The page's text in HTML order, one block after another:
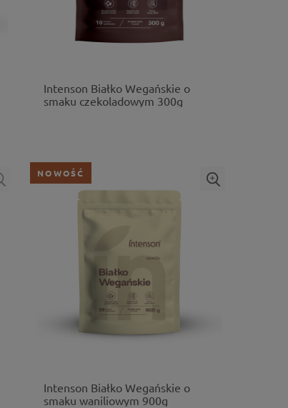
Intenson Białko Wegańskie o
smaku czekoladowym 300g
Intenson Białko Wegańskie o
smaku waniliowym 900g
NOWOŚĆ